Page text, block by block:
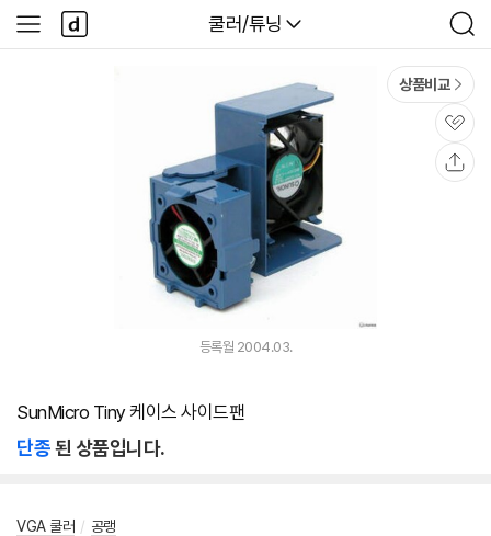
다나와
쿨러/튜닝
검
색
사
이
다
나
와
상품비교
관
심
등록월 2004.03.
SunMicro Tiny 케이스 사이드팬
단종된 상품입니다.
VGA 쿨러 / 공랭